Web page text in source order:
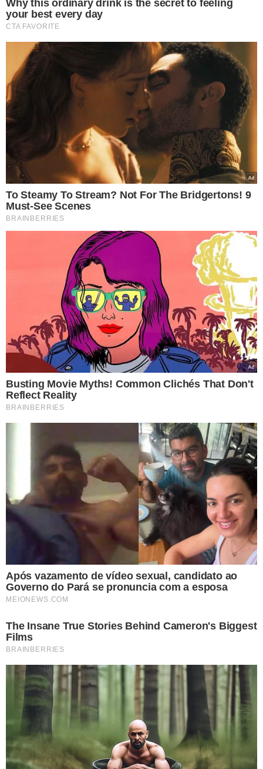
A Superintendência de Cidadania e Defesa Socialda
Secretaria de Segurança Pública (SSP) irá atuar como
revitalizado, além de implementar projetos preventivos
no combate ao
uso abusivo de drogas e à violência.
"Constituiremos um grupo de trabalho
que incluirá representantes de outras
Secretarias de Estado relacionadas a
essas questões. A participação da
Prefeitura Municipal de Teresina
também será aberta, pois a ideia é
trabalharmos todos com o mesmo
objetivo: a prevenção", afirmou a
superintendente de Cidadania e Defesa
Social da SSP, Coronel Elizete Lima.
TÓPICOS
TERRENO DO BAR DA THAYS
ESPAÇO DE CONVIVÊNCIA
SEGURANÇA PÚBLICA
PREVENÇÃO À VIOLÊNCIA
VEJA TAMBÉM
RESULTADO INÉDITO
Zonas eleitorais do Piauí
obtêm 100% dos itens
do eixo Produtividade